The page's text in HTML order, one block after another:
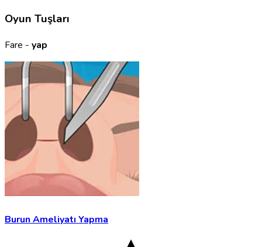
Oyun Tuşları
Fare - yap
Burun Ameliyatı Yapma